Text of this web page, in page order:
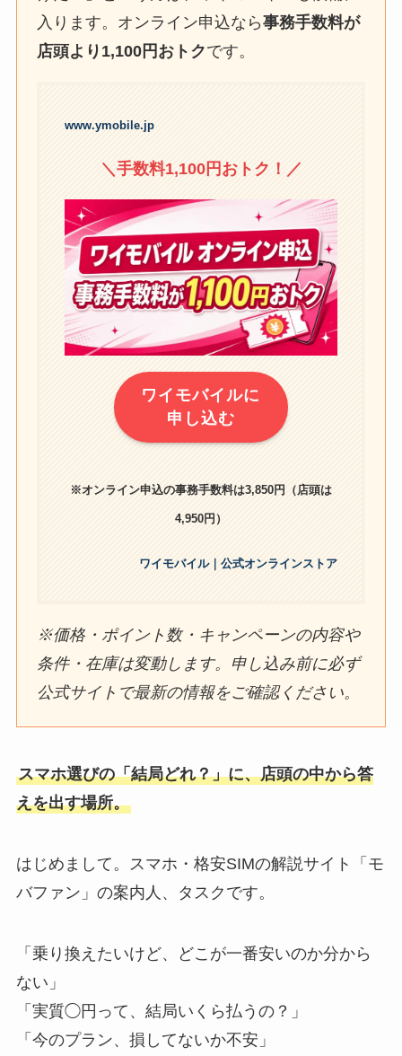
入ります。オンライン申込なら事務手数料が
店頭より1,100円おトクです。
www.ymobile.jp
＼手数料1,100円おトク！／
ワイモバイルに
申し込む
※オンライン申込の事務手数料は3,850円（店頭は
4,950円）
ワイモバイル｜公式オンラインストア
※価格・ポイント数・キャンペーンの内容や
条件・在庫は変動します。申し込み前に必ず
公式サイトで最新の情報をご確認ください。
スマホ選びの「結局どれ？」に、店頭の中から答
えを出す場所。
はじめまして。スマホ・格安SIMの解説サイト「モ
バファン」の案内人、タスクです。
「乗り換えたいけど、どこが一番安いのか分から
ない」
「実質◯円って、結局いくら払うの？」
「今のプラン、損してないか不安」